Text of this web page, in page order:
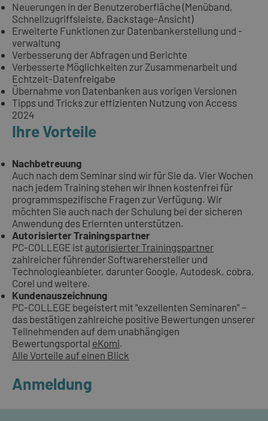
Neuerungen in der Benutzeroberfläche (Menüband,
Schnellzugriffsleiste, Backstage-Ansicht)
Erweiterte Funktionen zur Datenbankerstellung und -
verwaltung
Verbesserung der Abfragen und Berichte
Verbesserte Möglichkeiten zur Zusammenarbeit und
Echtzeit-Datenfreigabe
Übernahme von Datenbanken aus vorigen Versionen
Tipps und Tricks zur effizienten Nutzung von Access
2024
Ihre Vorteile
Nachbetreuung
Auch nach dem Seminar sind wir für Sie da. Vier Wochen
nach jedem Training stehen wir Ihnen kostenfrei für
programmspezifische Fragen zur Verfügung. Wir
möchten Sie auch nach der Schulung bei der sicheren
Anwendung des Erlernten unterstützen.
Autorisierter Trainingspartner
PC-COLLEGE ist autorisierter Trainingspartner
zahlreicher führender Softwarehersteller und
Technologieanbieter, darunter Google, Autodesk, cobra,
Corel und weitere.
Kundenauszeichnung
PC-COLLEGE begeistert mit "exzellenten Seminaren" –
das bestätigen zahlreiche positive Bewertungen unserer
Teilnehmenden auf dem unabhängigen
Bewertungsportal eKomi.
Alle Vorteile auf einen Blick
Anmeldung